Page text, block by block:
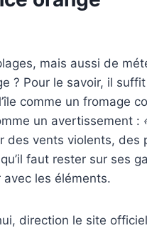
mais aussi de
? Pour le savoir, il
comme un fromage
un avertissement :
des vents violents, des
faut rester sur ses
les éléments.
direction le site